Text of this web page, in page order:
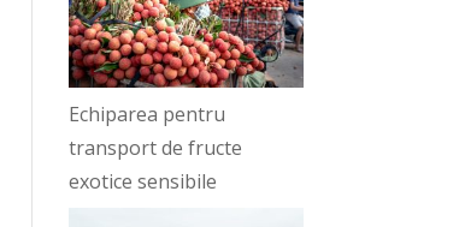
Echiparea pentru
transport de fructe
exotice sensibile